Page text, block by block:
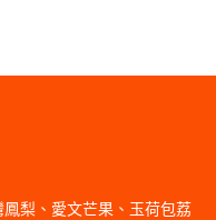
梨、愛文芒果、玉荷包荔